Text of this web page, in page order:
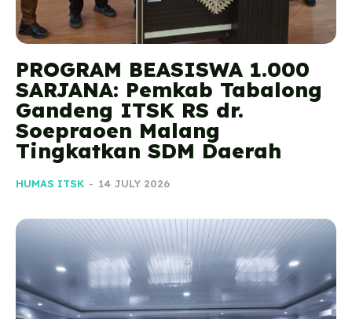
PROGRAM BEASISWA 1.000
SARJANA: Pemkab Tabalong
Gandeng ITSK RS dr.
Soepraoen Malang
Tingkatkan SDM Daerah
HUMAS ITSK - 14 JULY 2026